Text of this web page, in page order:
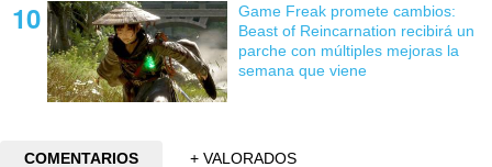
Game Freak promete cambios:
Beast of Reincarnation recibirá un
parche con múltiples mejoras la
semana que viene
COMENTARIOS
+ VALORADOS